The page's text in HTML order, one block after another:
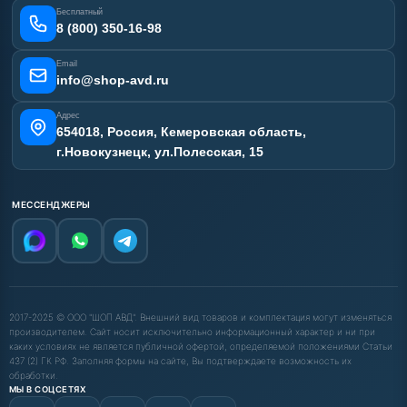
Карта сайта
Бесплатный
8 (800) 350-16-98
Email
info@shop-avd.ru
Адрес
654018, Россия, Кемеровская область,
г.Новокузнецк, ул.Полесская, 15
МЕССЕНДЖЕРЫ
2017-2025 © ООО "ШОП АВД". Внешний вид товаров и комплектация могут изменяться
производителем. Сайт носит исключительно информационный характер и ни при
каких условиях не является публичной офертой, определяемой положениями Статьи
437 (2) ГК РФ. Заполняя формы на сайте, Вы подтверждаете возможность их
обработки.
МЫ В СОЦСЕТЯХ